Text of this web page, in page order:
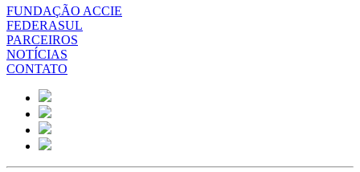
FUNDAÇÃO ACCIE
FEDERASUL
PARCEIROS
NOTÍCIAS
CONTATO